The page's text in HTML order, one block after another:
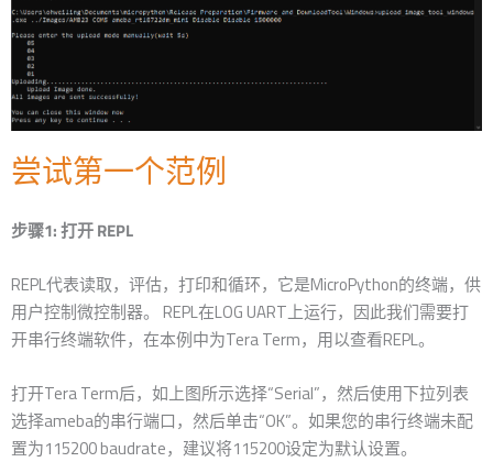
尝试第一个范例
步骤1: 打开 REPL
REPL代表读取，评估，打印和循环，它是MicroPython的终端，供
用户控制微控制器。 REPL在LOG UART上运行，因此我们需要打
开串行终端软件，在本例中为Tera Term，用以查看REPL。
打开Tera Term后，如上图所示选择“Serial”，然后使用下拉列表
选择ameba的串行端口，然后单击“OK”。如果您的串行终端未配
置为115200 baudrate，建议将115200设定为默认设置。